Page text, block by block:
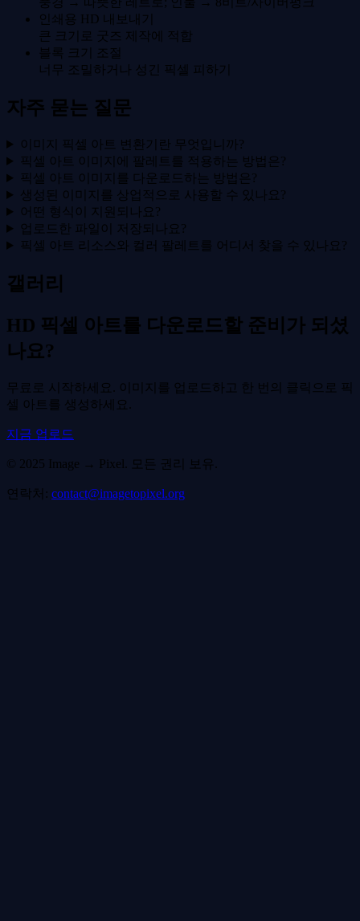
인쇄용 HD 내보내기
큰 크기로 굿즈 제작에 적합
블록 크기 조절
너무 조밀하거나 성긴 픽셀 피하기
자주 묻는 질문
이미지 픽셀 아트 변환기란 무엇입니까?
픽셀 아트 이미지에 팔레트를 적용하는 방법은?
픽셀 아트 이미지를 다운로드하는 방법은?
생성된 이미지를 상업적으로 사용할 수 있나요?
어떤 형식이 지원되나요?
업로드한 파일이 저장되나요?
픽셀 아트 리소스와 컬러 팔레트를 어디서 찾을 수 있나요?
갤러리
HD 픽셀 아트를 다운로드할 준비가 되셨
나요?
무료로 시작하세요. 이미지를 업로드하고 한 번의 클릭으로 픽
셀 아트를 생성하세요.
지금 업로드
© 2025 Image → Pixel. 모든 권리 보유.
연락처 : contact@imagetopixel.org